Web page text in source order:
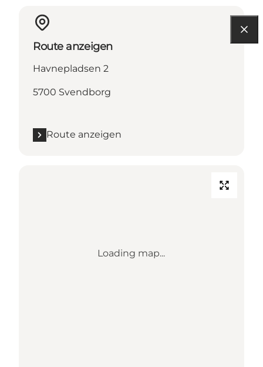
Route anzeigen
Havnepladsen 2
5700 Svendborg
Route anzeigen
Loading map...